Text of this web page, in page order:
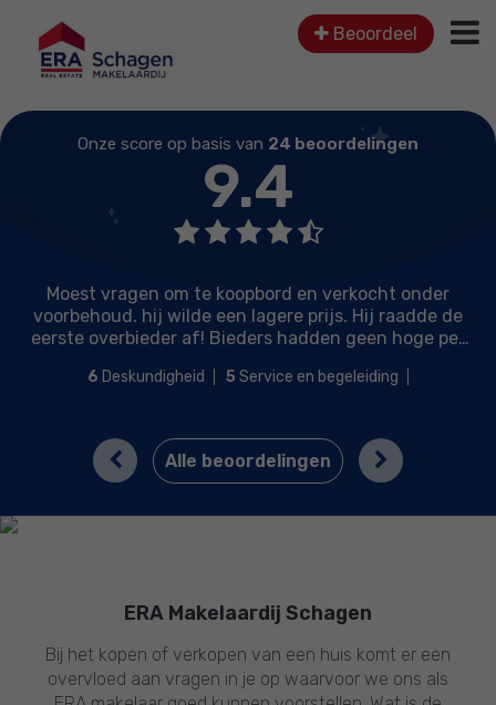
Beoordeel
Onze score op basis van 24 beoordelingen
9.4
Moest vragen om te koopbord en verkocht onder
voorbehoud. hij wilde een lagere prijs. Hij raadde de
eerste overbieder af! Bieders hadden geen hoge pet
6 Deskundigheid 5 Service en begeleiding
PreviousAlle beoordelingen Next
ERA Makelaardij Schagen
Bij het kopen of verkopen van een huis komt er een
overvloed aan vragen in je op waarvoor we ons als